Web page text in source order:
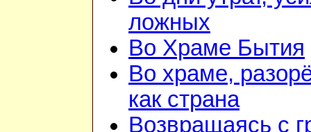
ложных
Во Храме Бытия
Во храме,
как страна
Возвращаясь с